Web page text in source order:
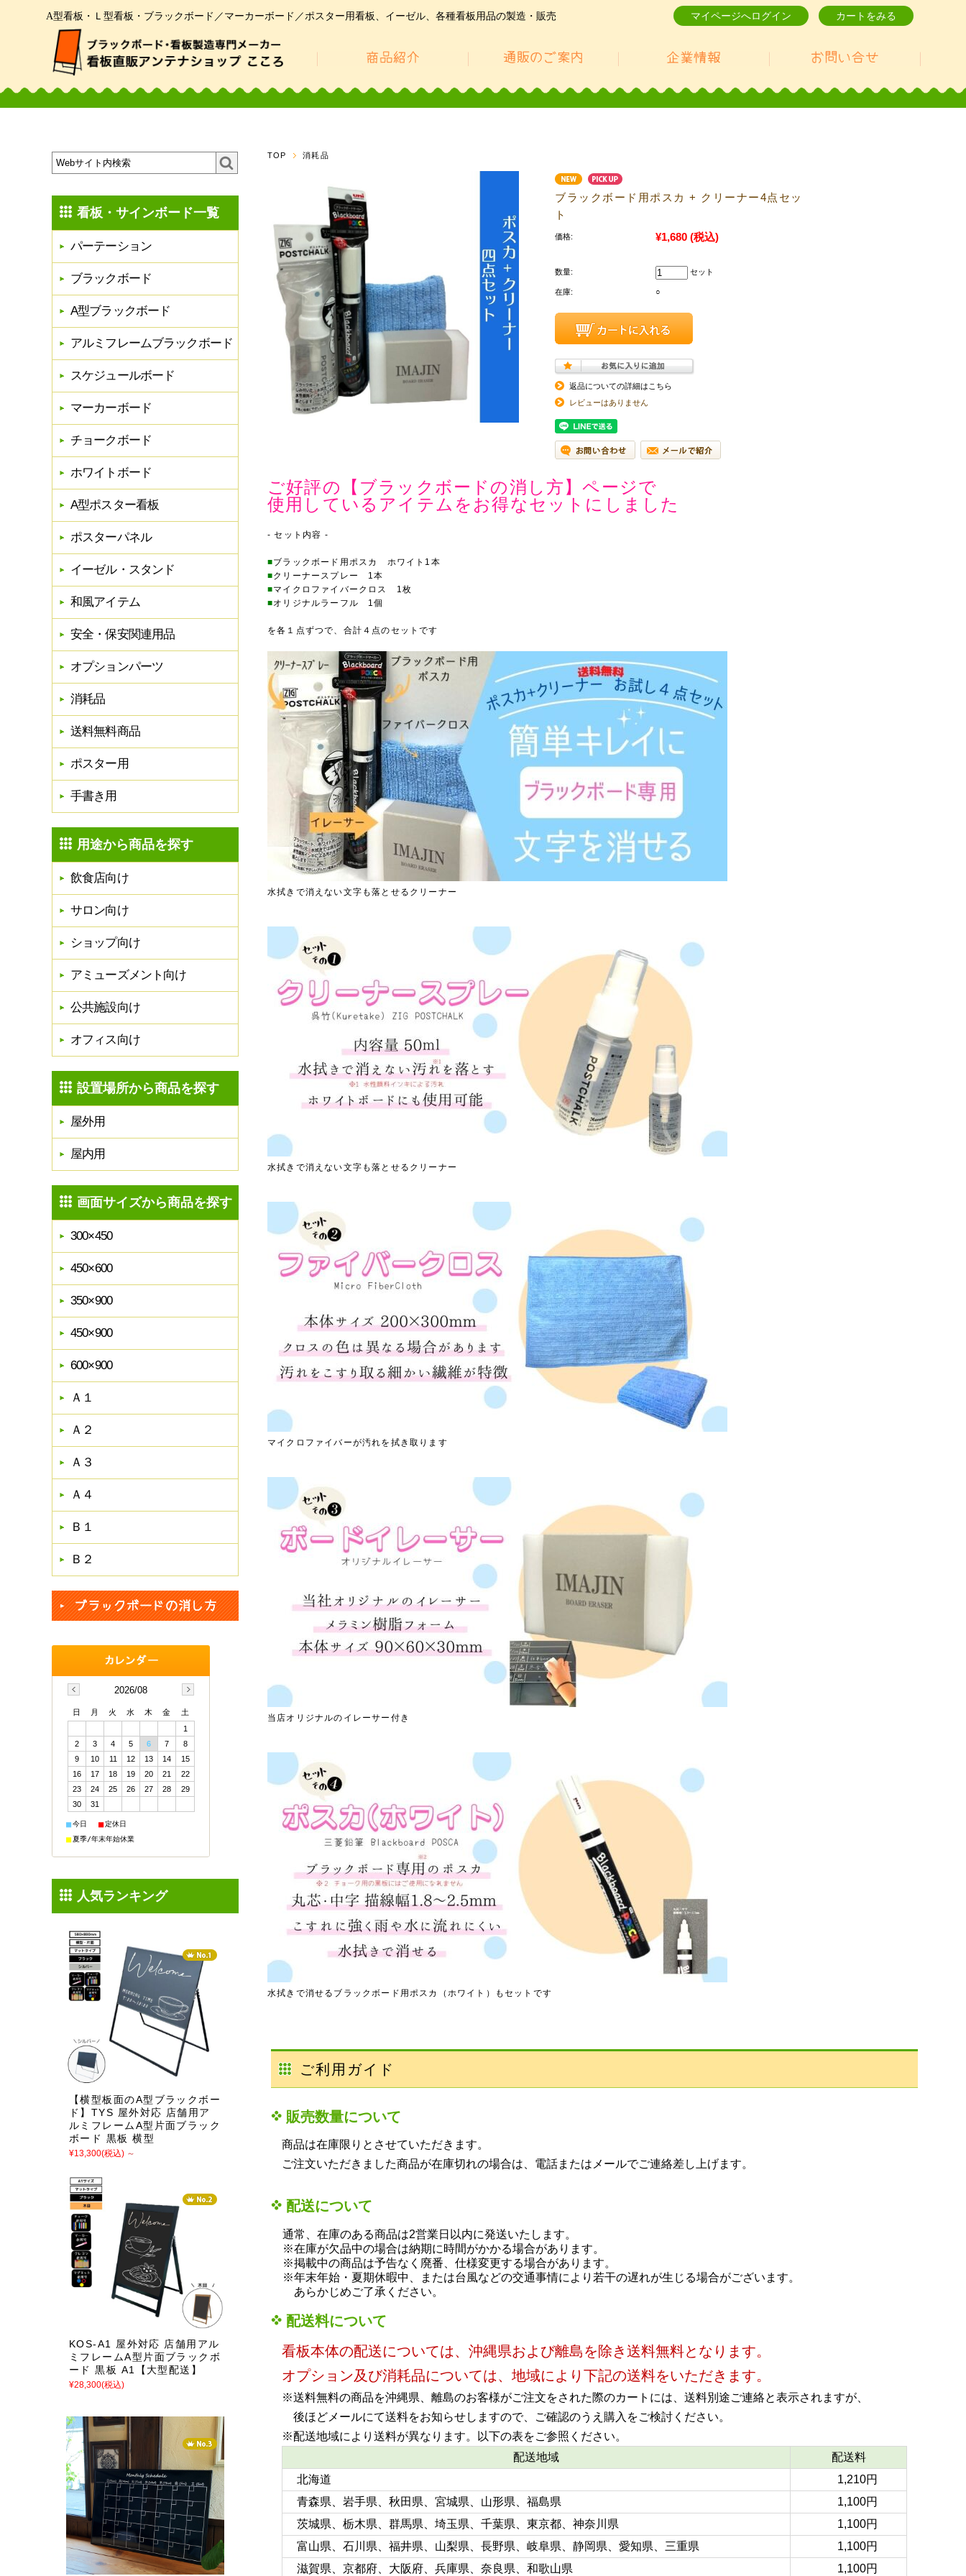
A型看板・Ｌ型看板・ブラックボード／マーカーボード／ポスター用看板、イーゼル、各種看板用品の製造・販売 マイページへログイン カートをみる
TOP 消耗品
ブラックボード用ポスカ + クリーナー4点セッ
ト
価格: ¥1,680 (税込)
数量: セット
在庫: ○
返品についての詳細はこちら
レビューはありません
ご好評の【ブラックボードの消し方】ページで
使用しているアイテムをお得なセットにしました
- セット内容 -
■ブラックボード用ポスカ ホワイト1本
■クリーナースプレー 1本
■マイクロファイバークロス 1枚
■オリジナルラーフル 1個
を各１点ずつで、合計４点のセットです
水拭きで消えない文字も落とせるクリーナー
水拭きで消えない文字も落とせるクリーナー
マイクロファイバーが汚れを拭き取ります
当店オリジナルのイレーサー付き
水拭きで消せるブラックボード用ポスカ（ホワイト）もセットです
ご利用ガイド
販売数量について
商品は在庫限りとさせていただきます。
ご注文いただきました商品が在庫切れの場合は、電話またはメールでご連絡差し上げます。
配送について
通常、在庫のある商品は2営業日以内に発送いたします。
※在庫が欠品中の場合は納期に時間がかかる場合があります。
※掲載中の商品は予告なく廃番、仕様変更する場合があります。
※年末年始・夏期休暇中、または台風などの交通事情により若干の遅れが生じる場合がございます。
あらかじめご了承ください。
配送料について
看板本体の配送については、沖縄県および離島を除き送料無料となります。
オプション及び消耗品については、地域により下記の送料をいただきます。
※送料無料の商品を沖縄県、離島のお客様がご注文をされた際のカートには、送料別途ご連絡と表示されますが、
後ほどメールにて送料をお知らせしますので、ご確認のうえ購入をご検討ください。
※配送地域により送料が異なります。以下の表をご参照ください。
配送地域
配送料
北海道
1,210円
青森県、岩手県、秋田県、宮城県、山形県、福島県
1,100円
茨城県、栃木県、群馬県、埼玉県、千葉県、東京都、神奈川県
1,100円
富山県、石川県、福井県、山梨県、長野県、岐阜県、静岡県、愛知県、三重県
1,100円
滋賀県、京都府、大阪府、兵庫県、奈良県、和歌山県
1,100円
看板・サインボード一覧
パーテーション
ブラックボード
A型ブラックボード
アルミフレームブラックボード
スケジュールボード
マーカーボード
チョークボード
ホワイトボード
A型ポスター看板
ポスターパネル
イーゼル・スタンド
和風アイテム
安全・保安関連用品
オプションパーツ
消耗品
送料無料商品
ポスター用
手書き用
用途から商品を探す
飲食店向け
サロン向け
ショップ向け
アミューズメント向け
公共施設向け
オフィス向け
設置場所から商品を探す
屋外用
屋内用
画面サイズから商品を探す
300×450
450×600
350×900
450×900
600×900
Ａ１
Ａ２
Ａ３
Ａ４
Ｂ１
Ｂ２
2026/08
日 月 火 水 木 金
土
1
2
3 4 5 6 7
8
9
10 11 12 13 14
15
16
17 18 19 20 21
22
23
24 25 26 27 28
29
30
31
■今日 ■定休日
■夏季/年末年始休業
人気ランキング
【横型板面のA型ブラックボー
ド】TYS 屋外対応 店舗用ア
ルミフレームA型片面ブラック
ボード 黒板 横型
¥13,300(税込) ～
KOS-A1 屋外対応 店舗用アル
ミフレームA型片面ブラックボ
ード 黒板 A1【大型配送】
¥28,300(税込)